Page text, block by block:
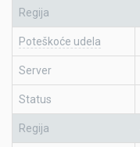
Regija
Poteškoće udela
Server
Status
Regija